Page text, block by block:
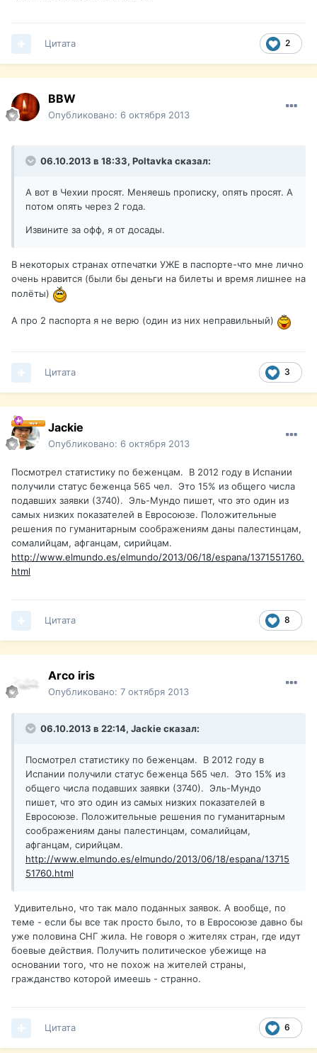
2
Цитата
BBW
Опубликовано: 6 октября 2013
06.10.2013 в 18:33, Poltavka сказал:
А вот в Чехии просят. Меняешь прописку, опять просят. А
потом опять через 2 года.
Извините за офф, я от досады.
В некоторых странах отпечатки УЖЕ в паспорте-что мне лично
очень нравится (были бы деньги на билеты и время лишнее на
полёты)
А про 2 паспорта я не верю (один из них неправильный)
3
Цитата
Jackie
Опубликовано: 6 октября 2013
Посмотрел статистику по беженцам. В 2012 году в Испании
получили статус беженца 565 чел. Это 15% из общего числа
подавших заявки (3740). Эль-Мундо пишет, что это один из
самых низких показателей в Евросоюзе. Положительные
решения по гуманитарным соображениям даны палестинцам,
сомалийцам, афганцам, сирийцам.
http://www.elmundo.es/elmundo/2013/06/18/espana/1371551760.
html
8
Цитата
Arco iris
Опубликовано: 7 октября 2013
06.10.2013 в 22:14, Jackie сказал:
Посмотрел статистику по беженцам. В 2012 году в
Испании получили статус беженца 565 чел. Это 15% из
общего числа подавших заявки (3740). Эль-Мундо
пишет, что это один из самых низких показателей в
Евросоюзе. Положительные решения по гуманитарным
соображениям даны палестинцам, сомалийцам,
афганцам, сирийцам.
http://www.elmundo.es/elmundo/2013/06/18/espana/13715
51760.html
Удивительно, что так мало поданных заявок. А вообще, по
теме - если бы все так просто было, то в Евросоюзе давно бы
уже половина СНГ жила. Не говоря о жителях стран, где идут
боевые действия. Получить политическое убежище на
основании того, что не похож на жителей страны,
гражданство которой имеешь - странно.
6
Цитата